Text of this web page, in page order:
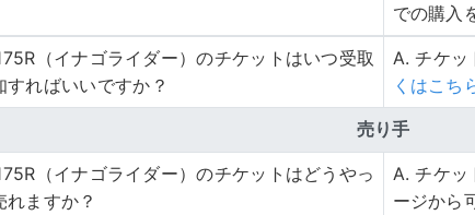
での購入
（イナゴライダー）のチケットはいつ受取
すればいいですか？
A. チケッ
くはこち
売り手
（イナゴライダー）のチケットはどうやっ
れますか？
A. チケッ
ージから